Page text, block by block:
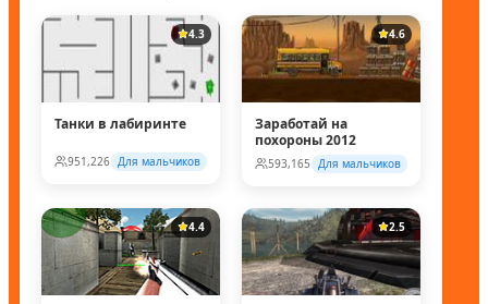
4.3
Танки в лабиринте
951,226 Для мальчиков
4.6
Заработай на
похороны 2012
593,165 Для мальчиков
4.4 2.5